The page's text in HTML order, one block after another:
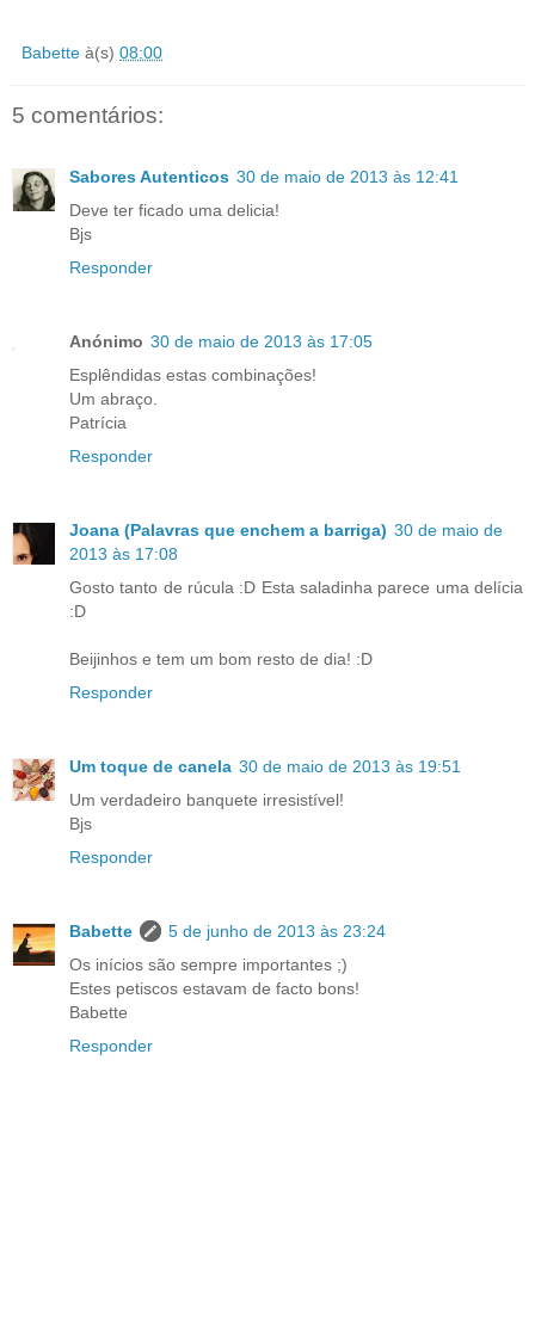
Babette à(s) 08:00
5 comentários:
Sabores Autenticos 30 de maio de 2013 às 12:41
Deve ter ficado uma delicia!
Bjs
Responder
Anónimo 30 de maio de 2013 às 17:05
Esplêndidas estas combinações!
Um abraço.
Patrícia
Responder
Joana (Palavras que enchem a barriga) 30 de maio de
2013 às 17:08
Gosto tanto de rúcula :D Esta saladinha parece uma delícia
:D
Beijinhos e tem um bom resto de dia! :D
Responder
Um toque de canela 30 de maio de 2013 às 19:51
Um verdadeiro banquete irresistível!
Bjs
Responder
Babette
5 de junho de 2013 às 23:24
Os inícios são sempre importantes ;)
Estes petiscos estavam de facto bons!
Babette
Responder